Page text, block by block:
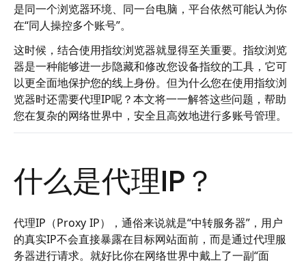
是同一个浏览器环境、同一台电脑，平台依然可能认为你
在“同人操控多个账号”。
这时候，结合使用指纹浏览器就显得至关重要。指纹浏览
器是一种能够进一步隐藏和修改您设备指纹的工具，它可
以更全面地保护您的线上身份。但为什么您在使用指纹浏
览器时还需要代理IP呢？本文将一一解答这些问题，帮助
您在复杂的网络世界中，安全且高效地进行多账号管理。
什么是代理IP？
代理IP（Proxy IP），通俗来说就是“中转服务器”，用户
的真实IP不会直接暴露在目标网站面前，而是通过代理服
务器进行请求。就好比你在网络世界中戴上了一副“面